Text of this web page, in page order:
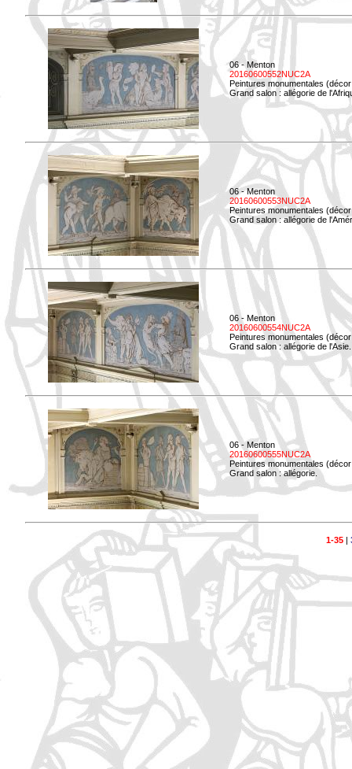
06 - Menton
20160600552NUC2A
Peintures monumentales
Grand salon : allégorie de
06 - Menton
20160600553NUC2A
Peintures monumentales
Grand salon : allégorie de
06 - Menton
20160600554NUC2A
Peintures monumentales
Grand salon : allégorie de l'Asie.
06 - Menton
20160600555NUC2A
Peintures monumentales
Grand salon : allégorie.
1-35|